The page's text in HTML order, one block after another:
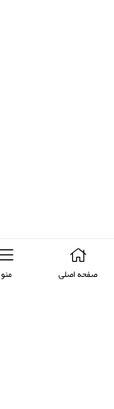
صفحه اصلی منو